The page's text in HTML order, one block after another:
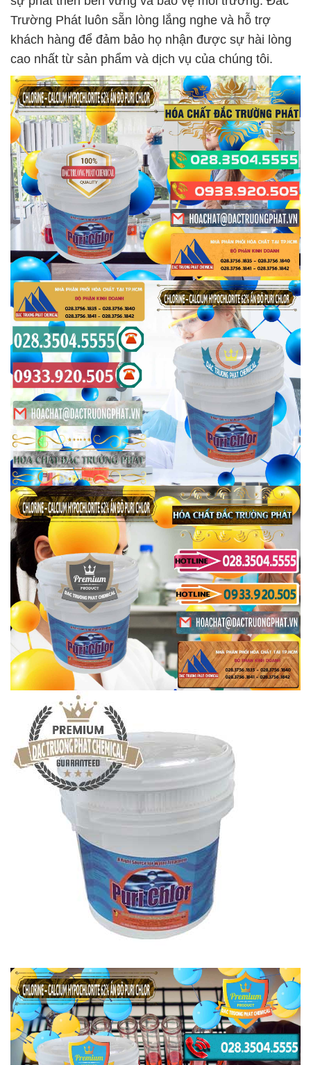
Trường Phát luôn sẵn lòng lắng nghe và hỗ trợ
khách hàng để đảm bảo họ nhận được sự hài lòng
cao nhất từ sản phẩm và dịch vụ của chúng tôi.